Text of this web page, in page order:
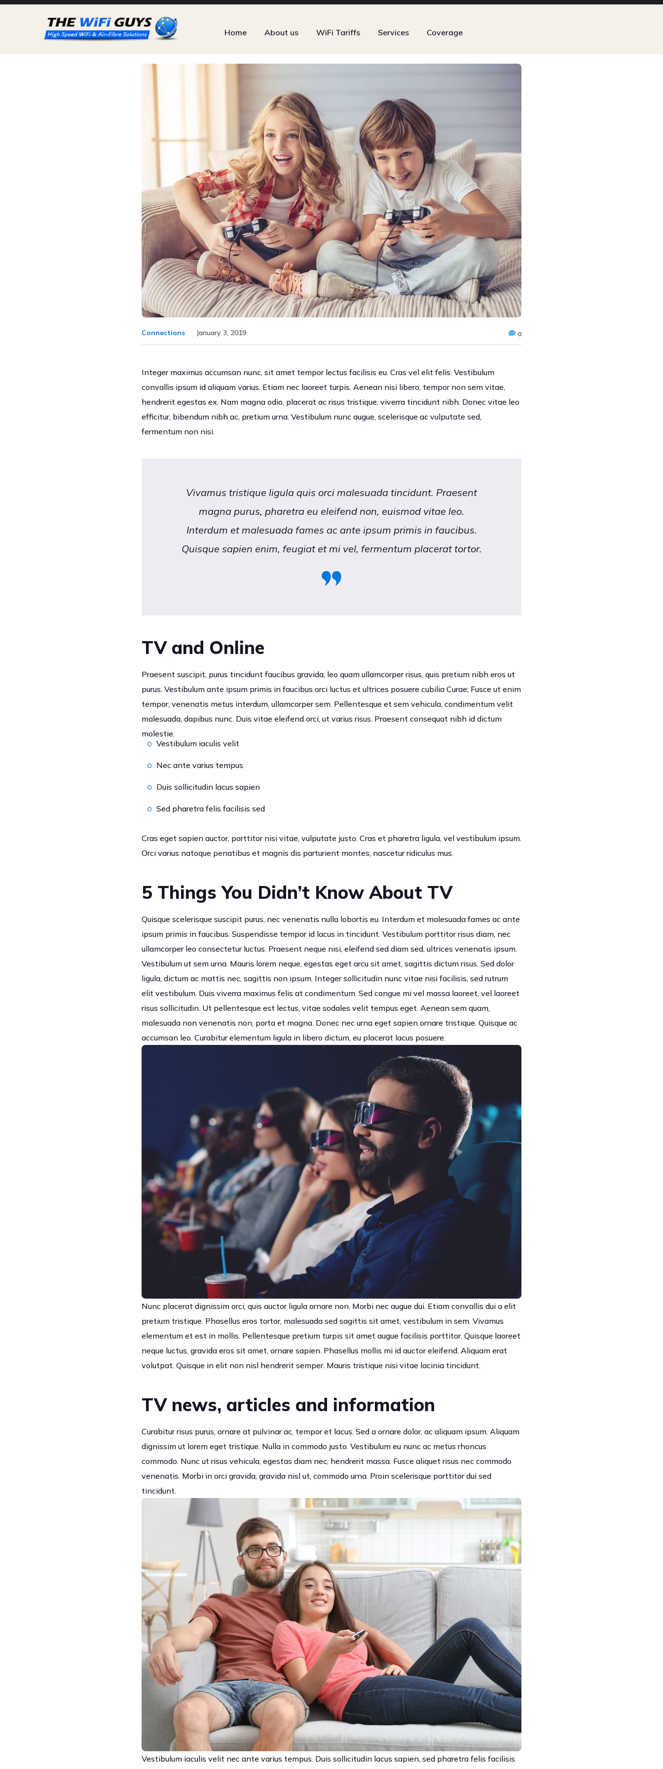
Home About us WiFi Tariffs Services Coverage
Connections January 3, 2019 0
Integer maximus accumsan nunc, sit amet tempor lectus facilisis eu. Cras vel elit felis. Vestibulum
convallis ipsum id aliquam varius. Etiam nec laoreet turpis. Aenean nisi libero, tempor non sem vitae,
hendrerit egestas ex. Nam magna odio, placerat ac risus tristique, viverra tincidunt nibh. Donec vitae leo
efficitur, bibendum nibh ac, pretium urna. Vestibulum nunc augue, scelerisque ac vulputate sed,
fermentum non nisi.
Vivamus tristique ligula quis orci malesuada tincidunt. Praesent
magna purus, pharetra eu eleifend non, euismod vitae leo.
Interdum et malesuada fames ac ante ipsum primis in faucibus.
Quisque sapien enim, feugiat et mi vel, fermentum placerat tortor.
TV and Online
Praesent suscipit, purus tincidunt faucibus gravida, leo quam ullamcorper risus, quis pretium nibh eros ut
purus. Vestibulum ante ipsum primis in faucibus orci luctus et ultrices posuere cubilia Curae; Fusce ut enim
tempor, venenatis metus interdum, ullamcorper sem. Pellentesque et sem vehicula, condimentum velit
malesuada, dapibus nunc. Duis vitae eleifend orci, ut varius risus. Praesent consequat nibh id dictum
molestie.
Vestibulum iaculis velit
Nec ante varius tempus
Duis sollicitudin lacus sapien
Sed pharetra felis facilisis sed
Cras eget sapien auctor, porttitor nisi vitae, vulputate justo. Cras et pharetra ligula, vel vestibulum ipsum.
Orci varius natoque penatibus et magnis dis parturient montes, nascetur ridiculus mus.
5 Things You Didn’t Know About TV
Quisque scelerisque suscipit purus, nec venenatis nulla lobortis eu. Interdum et malesuada fames ac ante
ipsum primis in faucibus. Suspendisse tempor id lacus in tincidunt. Vestibulum porttitor risus diam, nec
ullamcorper leo consectetur luctus. Praesent neque nisi, eleifend sed diam sed, ultrices venenatis ipsum.
Vestibulum ut sem urna. Mauris lorem neque, egestas eget arcu sit amet, sagittis dictum risus. Sed dolor
ligula, dictum ac mattis nec, sagittis non ipsum. Integer sollicitudin nunc vitae nisi facilisis, sed rutrum
elit vestibulum. Duis viverra maximus felis at condimentum. Sed congue mi vel massa laoreet, vel laoreet
risus sollicitudin. Ut pellentesque est lectus, vitae sodales velit tempus eget. Aenean sem quam,
malesuada non venenatis non, porta et magna. Donec nec urna eget sapien ornare tristique. Quisque ac
accumsan leo. Curabitur elementum ligula in libero dictum, eu placerat lacus posuere.
Nunc placerat dignissim orci, quis auctor ligula ornare non. Morbi nec augue dui. Etiam convallis dui a elit
pretium tristique. Phasellus eros tortor, malesuada sed sagittis sit amet, vestibulum in sem. Vivamus
elementum et est in mollis. Pellentesque pretium turpis sit amet augue facilisis porttitor. Quisque laoreet
neque luctus, gravida eros sit amet, ornare sapien. Phasellus mollis mi id auctor eleifend. Aliquam erat
volutpat. Quisque in elit non nisl hendrerit semper. Mauris tristique nisi vitae lacinia tincidunt.
TV news, articles and information
Curabitur risus purus, ornare at pulvinar ac, tempor et lacus. Sed a ornare dolor, ac aliquam ipsum. Aliquam
dignissim ut lorem eget tristique. Nulla in commodo justo. Vestibulum eu nunc ac metus rhoncus
commodo. Nunc ut risus vehicula, egestas diam nec, hendrerit massa. Fusce aliquet risus nec commodo
venenatis. Morbi in orci gravida, gravida nisl ut, commodo urna. Proin scelerisque porttitor dui sed
tincidunt.
Vestibulum iaculis velit nec ante varius tempus. Duis sollicitudin lacus sapien, sed pharetra felis facilisis